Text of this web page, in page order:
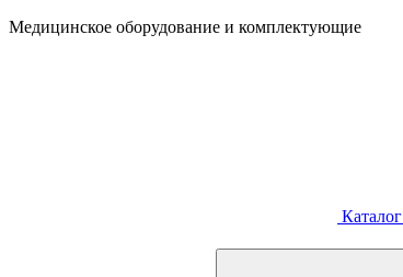
Медицинское оборудование и комплектующие
Каталог